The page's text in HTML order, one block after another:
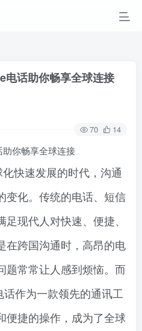
话助你畅享全球连接
70 14
你畅享全球连接
快速发展的时代，沟通
变化。传统的电话、短信
现代人对快速、便捷、
在跨国沟通时，高昂的电
题常常让人感到烦恼。而
作为一款领先的通讯工
便捷的操作，成为了全球